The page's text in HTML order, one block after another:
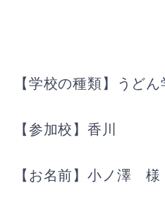
【学校の種類】うどん
【参加校】香川
【お名前】小ノ澤